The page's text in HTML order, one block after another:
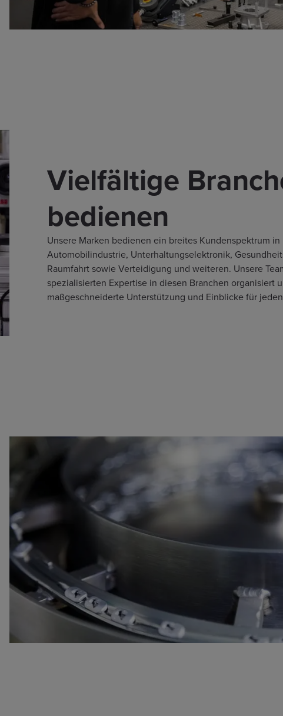
Vielfältige
bedienen
Unsere Marken bedienen ein breites Kundenspektrum
Automobilindustrie, Unterhaltungselektronik,
Raumfahrt sowie Verteidigung und weiteren. Unsere
spezialisierten Expertise in diesen Branchen organisiert
maßgeschneiderte Unterstützung und Einblicke für